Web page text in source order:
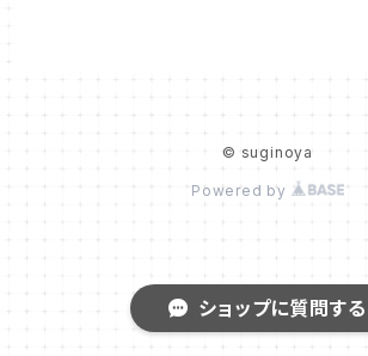
© suginoya
Powered by
ショップに質問する